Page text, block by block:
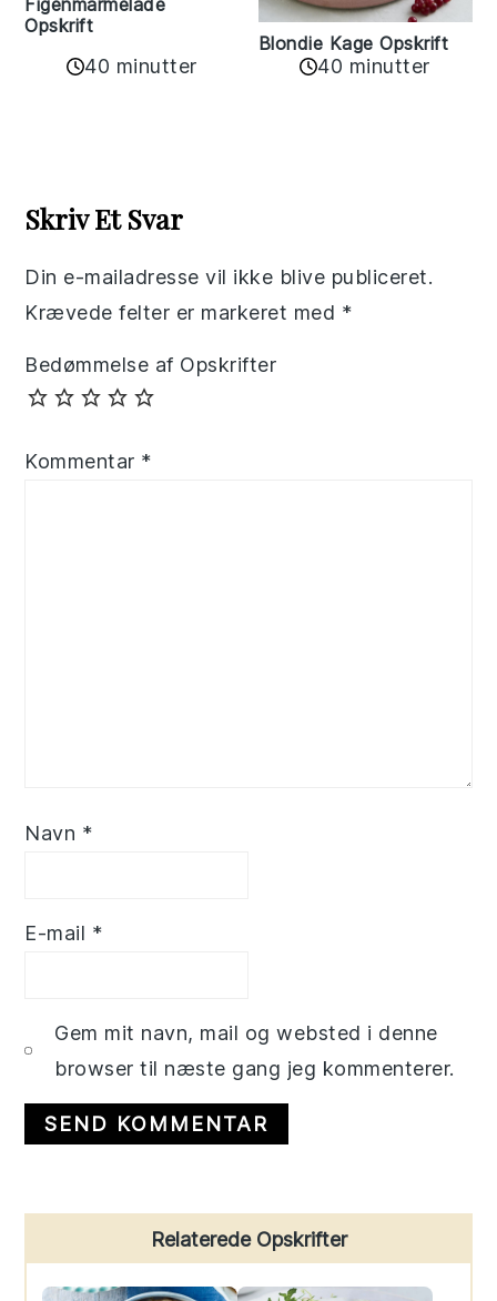
Opskrift
40 minutter
Blondie Kage Opskrift
40 minutter
Interactions
Skriv Et Svar
Din e-mailadresse vil ikke blive publiceret.
Krævede felter er markeret med *
Bedømmelse af Opskrifter
Kommentar *
Navn *
E-mail *
Gem mit navn, mail og websted i denne
browser til næste gang jeg kommenterer.
Sidebar
Relaterede Opskrifter